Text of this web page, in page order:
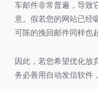
车邮件非常普遍，导致
意。假若您的网站已经
可陈的挽回邮件同样也
因此，若您希望优化放
务必善用自动发信软件